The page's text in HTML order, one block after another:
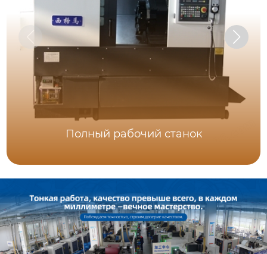
Полный рабочий станок